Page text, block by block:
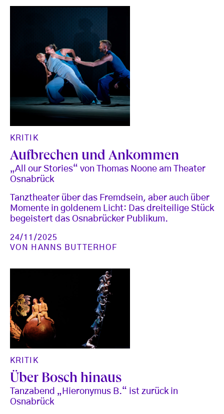
KRITIK
Aufbrechen und Ankommen
„All our Stories“ von Thomas Noone am Theater
Osnabrück
Tanztheater über das Fremdsein, aber auch über
Momente in goldenem Licht: Das dreiteilige Stück
begeistert das Osnabrücker Publikum.
24/11/2025
VON
HANNS BUTTERHOF
KRITIK
Über Bosch hinaus
Tanzabend „Hieronymus B.“ ist zurück in
Osnabrück